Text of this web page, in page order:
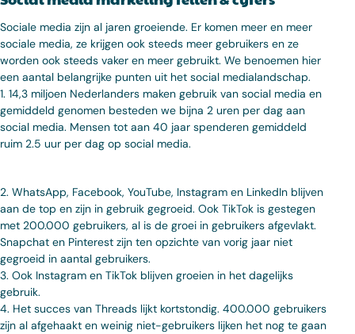
Sociale media zijn al jaren groeiende. Er komen meer en meer
sociale media, ze krijgen ook steeds meer gebruikers en ze
worden ook steeds vaker en meer gebruikt. We benoemen hier
een aantal belangrijke punten uit het social medialandschap.
1. 14,3 miljoen Nederlanders maken gebruik van social media en
gemiddeld genomen besteden we bijna 2 uren per dag aan
social media. Mensen tot aan 40 jaar spenderen gemiddeld
ruim 2.5 uur per dag op social media.
2. WhatsApp, Facebook, YouTube, Instagram en LinkedIn blijven
aan de top en zijn in gebruik gegroeid. Ook TikTok is gestegen
met 200.000 gebruikers, al is de groei in gebruikers afgevlakt.
Snapchat en Pinterest zijn ten opzichte van vorig jaar niet
gegroeid in aantal gebruikers.
3. Ook Instagram en TikTok blijven groeien in het dagelijks
gebruik.
4. Het succes van Threads lijkt kortstondig. 400.000 gebruikers
zijn al afgehaakt en weinig niet-gebruikers lijken het nog te gaan